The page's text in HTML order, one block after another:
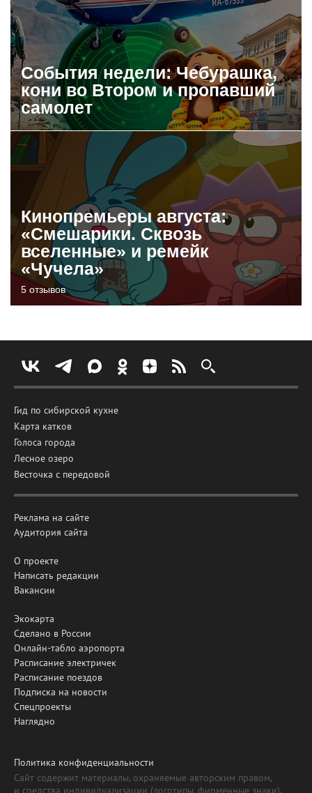
События недели: Чебурашка,
кони во Втором и пропавший
самолет
Кинопремьеры августа:
«Смешарики. Сквозь
вселенные» и ремейк
«Чучела»
5 отзывов
Гид по сибирской кухне
Карта катков
Голоса города
Лесное озеро
Весточка с передовой
Реклама на сайте
Аудитория сайта
О проекте
Написать редакции
Вакансии
Экокарта
Сделано в России
Онлайн-табло аэропорта
Расписание электричек
Расписание поездов
Подписка на новости
Спецпроекты
Наглядно
Политика конфиденциальности
Сайт содержит материалы, охраняемые авторским правом,
и средства индивидуализации (логотипы, фирменные знаки).